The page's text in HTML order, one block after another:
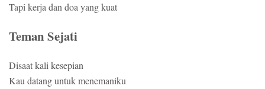
Tapi kerja dan doa yang kuat
Teman Sejati
Disaat kali kesepian
Kau datang untuk menemaniku